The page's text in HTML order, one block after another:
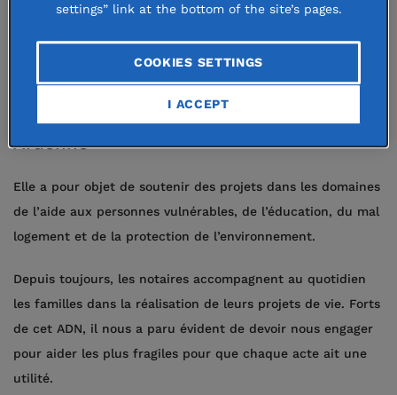
6 May 2026
Fondation des Notaires de Champagne
Ardenne
Elle a pour objet de soutenir des projets dans les domaines
de l’aide aux personnes vulnérables, de l’éducation, du mal
logement et de la protection de l’environnement.
Depuis toujours, les notaires accompagnent au quotidien
les familles dans la réalisation de leurs projets de vie. Forts
de cet ADN, il nous a paru évident de devoir nous engager
pour aider les plus fragiles pour que chaque acte ait une
utilité.
settings” link at the bottom of the site’s pages.
COOKIES SETTINGS
I ACCEPT